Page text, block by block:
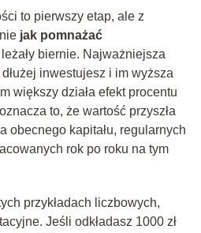
to pierwszy etap, ale z
jak pomnażać
biernie. Najważniejsza
inwestujesz i im wyższa
większy działa efekt procentu
to, że wartość przyszła
obecnego kapitału, regularnych
rok po roku na tym
przykładach liczbowych,
Jeśli odkładasz 1000 zł